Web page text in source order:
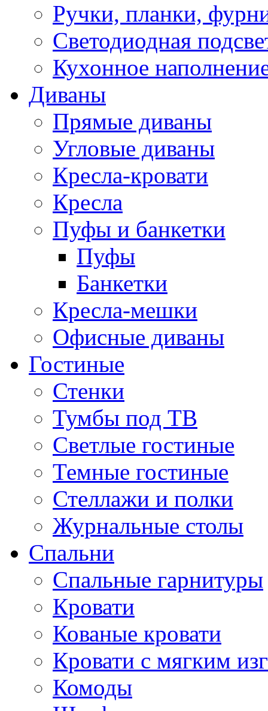
Ручки, планки,
Светодиодная
Кухонное
Диваны
Прямые диваны
Угловые диваны
Кресла-кровати
Кресла
Пуфы и банкетки
Пуфы
Банкетки
Кресла-мешки
Офисные диваны
Гостиные
Стенки
Тумбы под ТВ
Светлые гостиные
Темные гостиные
Стеллажи и полки
Журнальные столы
Спальни
Спальные гарнитуры
Кровати
Кованые кровати
Кровати с мягким
Комоды